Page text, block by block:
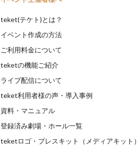
teket(テケト)とは？
イベント作成の方法
ご利用料金について
teketの機能ご紹介
ライブ配信について
teket利用者様の声・導入事例
資料・マニュアル
登録済み劇場・ホール一覧
teketロゴ・プレスキット（メディアキット）